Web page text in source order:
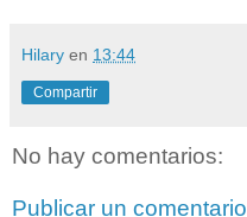
Hilary en 13:44
Compartir
No hay comentarios:
Publicar un comentario